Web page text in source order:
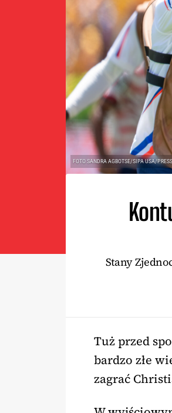
FOTO SANDRA AGBOTSE/SIPA USA/
Stany
Tuż przed
bardzo złe
zagrać